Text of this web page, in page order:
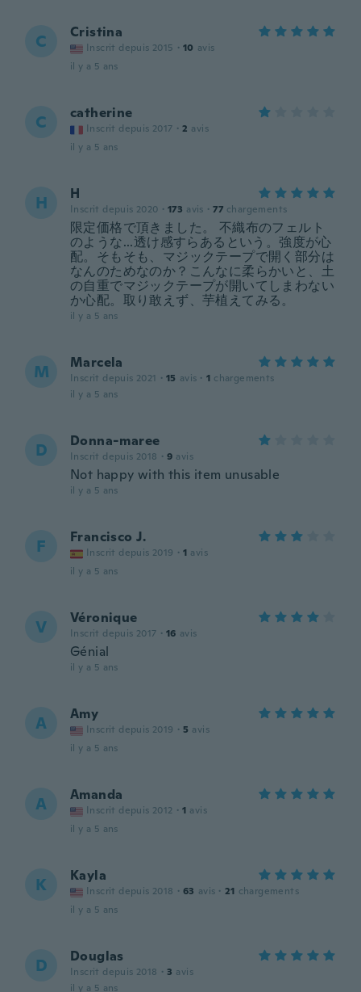
C Cristina
Inscrit depuis 2015 · 10 avis
il y a 5 ans
C catherine
Inscrit depuis 2017 · 2 avis
il y a 5 ans
H H
Inscrit depuis 2020 · 173 avis · 77 chargements
限定価格で頂きました。 不織布のフェルト
のような...透け感すらあるという。強度が心
配。そもそも、マジックテープで開く部分は
なんのためなのか？こんなに柔らかいと、土
の自重でマジックテープが開いてしまわない
か心配。取り敢えず、芋植えてみる。
il y a 5 ans
M Marcela
Inscrit depuis 2021 · 15 avis · 1 chargements
il y a 5 ans
D Donna-maree
Inscrit depuis 2018 · 9 avis
Not happy with this item unusable
il y a 5 ans
F Francisco J.
Inscrit depuis 2019 · 1 avis
il y a 5 ans
V Véronique
Inscrit depuis 2017 · 16 avis
Génial
il y a 5 ans
A Amy
Inscrit depuis 2019 · 5 avis
il y a 5 ans
A Amanda
Inscrit depuis 2012 · 1 avis
il y a 5 ans
K Kayla
Inscrit depuis 2018 · 63 avis · 21 chargements
il y a 5 ans
D Douglas
Inscrit depuis 2018 · 3 avis
il y a 5 ans